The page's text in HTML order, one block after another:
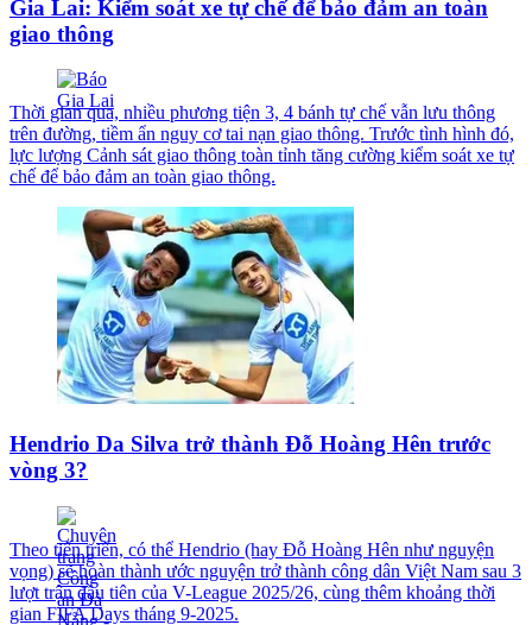
Gia Lai: Kiểm soát xe tự chế để bảo đảm an toàn
giao thông
Thời gian qua, nhiều phương tiện 3, 4 bánh tự chế vẫn lưu thông
trên đường, tiềm ẩn nguy cơ tai nạn giao thông. Trước tình hình đó,
lực lượng Cảnh sát giao thông toàn tỉnh tăng cường kiểm soát xe tự
chế để bảo đảm an toàn giao thông.
Hendrio Da Silva trở thành Đỗ Hoàng Hên trước
vòng 3?
Theo tiến triển, có thể Hendrio (hay Đỗ Hoàng Hên như nguyện
vọng) sẽ hoàn thành ước nguyện trở thành công dân Việt Nam sau 3
lượt trận đầu tiên của V-League 2025/26, cùng thêm khoảng thời
gian FIFA Days tháng 9-2025.